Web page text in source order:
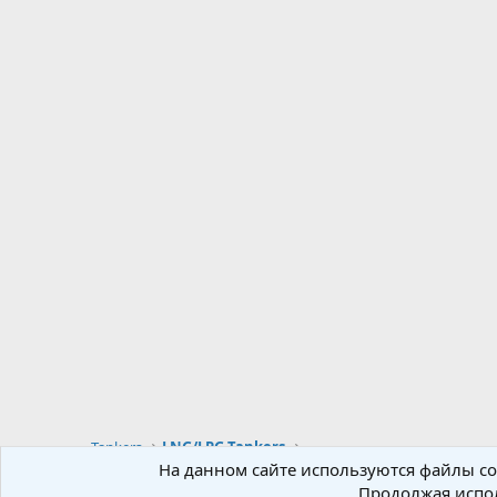
Tankers LNG/LPG Tankers
На данном сайте используются файлы
Продолжая